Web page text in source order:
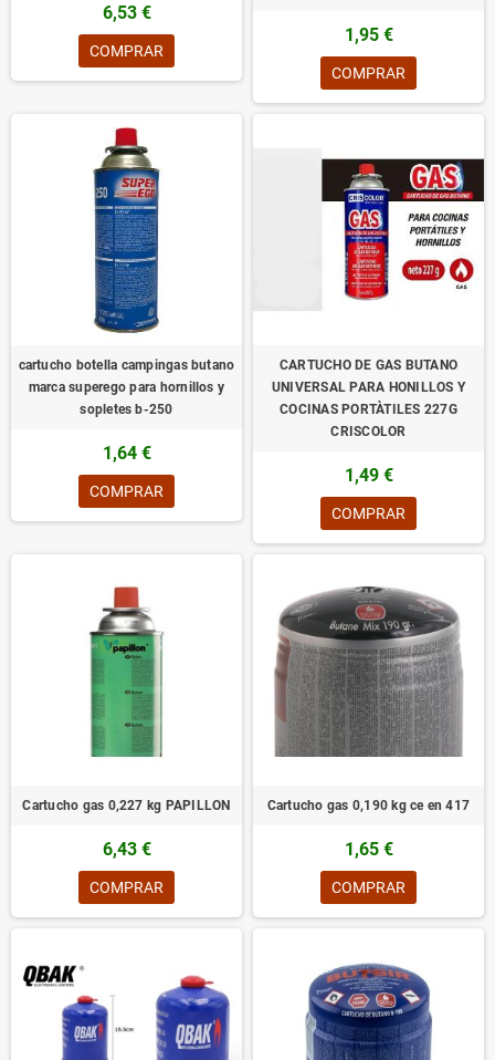
6,53 €
COMPRAR
1,95 €
COMPRAR
cartucho botella campingas butano
marca superego para hornillos y
sopletes b-250
1,64 €
COMPRAR
CARTUCHO DE GAS BUTANO
UNIVERSAL PARA HONILLOS Y
COCINAS PORTÀTILES 227G
CRISCOLOR
1,49 €
COMPRAR
Cartucho gas 0,227 kg PAPILLON
6,43 €
COMPRAR
Cartucho gas 0,190 kg ce en 417
1,65 €
COMPRAR